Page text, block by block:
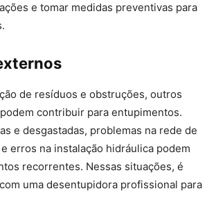
e tomar medidas preventivas para
de resíduos e obstruções, outros
contribuir para entupimentos.
e desgastadas, problemas na rede de
erros na instalação hidráulica podem
recorrentes. Nessas situações, é
uma desentupidora profissional para